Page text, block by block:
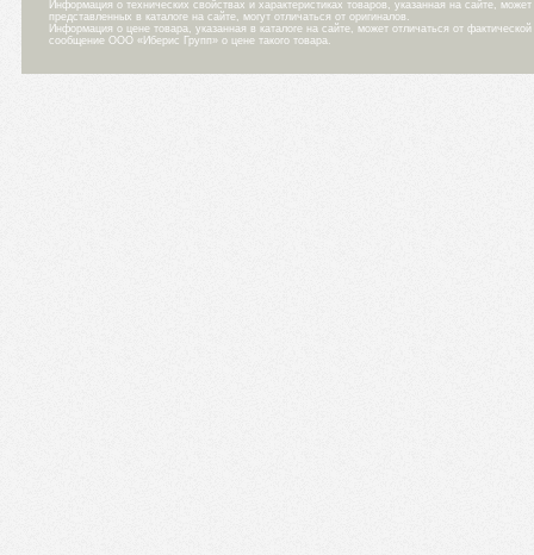
Информация о технических свойствах и характеристиках товаров, указанная на сайте,
представленных в каталоге на сайте, могут отличаться от оригиналов.
Информация о цене товара, указанная в каталоге на сайте, может отличаться от
сообщение ООО «Иберис Групп» о цене такого товара.